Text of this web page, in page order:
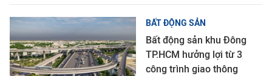
BẤT ĐỘNG SẢN
Bất động sản khu Đông
TP.HCM hưởng lợi từ 3
công trình giao thông